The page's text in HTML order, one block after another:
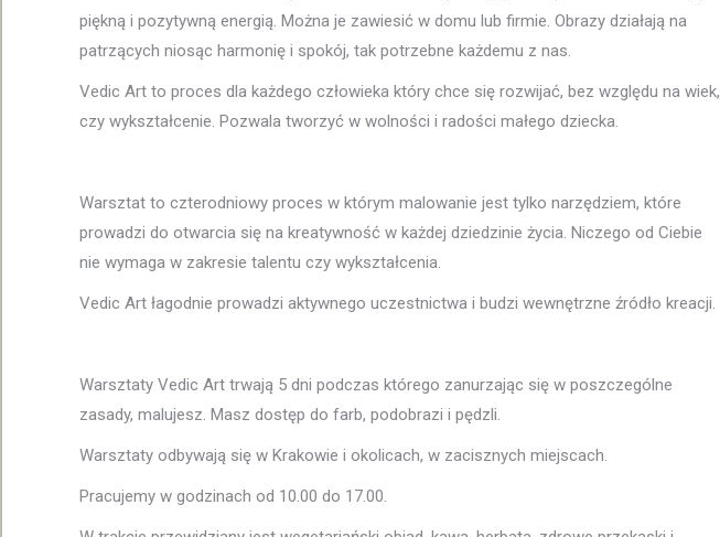
piękną i pozytywną energią. Można je zawiesić w domu lub firmie. Obrazy działają na
patrzących niosąc harmonię i spokój, tak potrzebne każdemu z nas.
Vedic Art to proces dla każdego człowieka który chce się rozwijać, bez względu na wiek,
czy wykształcenie. Pozwala tworzyć w wolności i radości małego dziecka.
Warsztat to czterodniowy proces w którym malowanie jest tylko narzędziem, które
prowadzi do otwarcia się na kreatywność w każdej dziedzinie życia. Niczego od Ciebie
nie wymaga w zakresie talentu czy wykształcenia.
Vedic Art łagodnie prowadzi aktywnego uczestnictwa i budzi wewnętrzne źródło kreacji.
Warsztaty Vedic Art trwają 5 dni podczas którego zanurzając się w poszczególne
zasady, malujesz. Masz dostęp do farb, podobrazi i pędzli.
Warsztaty odbywają się w Krakowie i okolicach, w zacisznych miejscach.
Pracujemy w godzinach od 10.00 do 17.00.